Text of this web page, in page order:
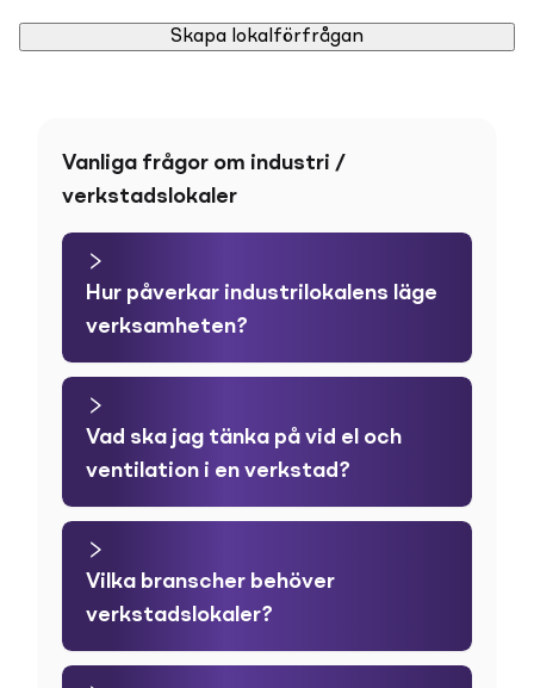
Skapa lokalförfrågan
Vanliga frågor om industri /
verkstadslokaler
Hur påverkar industrilokalens läge
verksamheten?
Vad ska jag tänka på vid el och
ventilation i en verkstad?
Vilka branscher behöver
verkstadslokaler?